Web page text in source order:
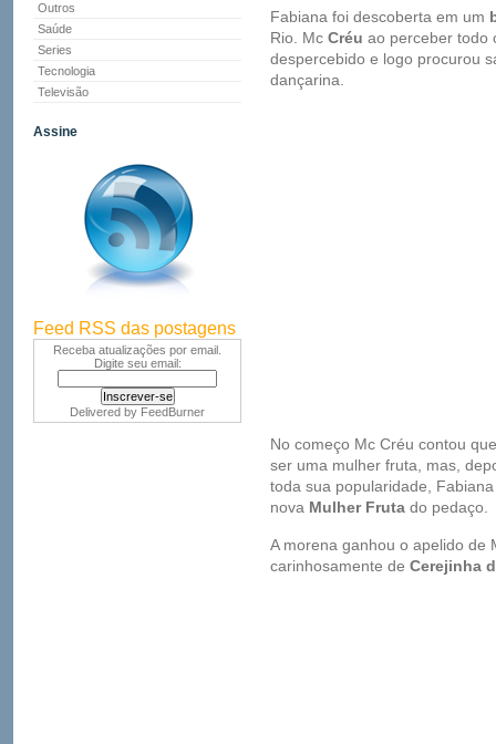
Outros
Saúde
Series
Tecnologia
Televisão
Assine
Feed RSS das postagens
Receba atualizações por email.
Digite seu email:
Delivered by FeedBurner
Fabiana foi descoberta em um
Rio. Mc Créu ao perceber todo
despercebido e logo procurou
dançarina.
No começo Mc Créu contou
ser uma mulher fruta, mas,
toda sua popularidade,
nova Mulher Fruta do pedaço.
A morena ganhou o apelido de
carinhosamente de Cerejinha